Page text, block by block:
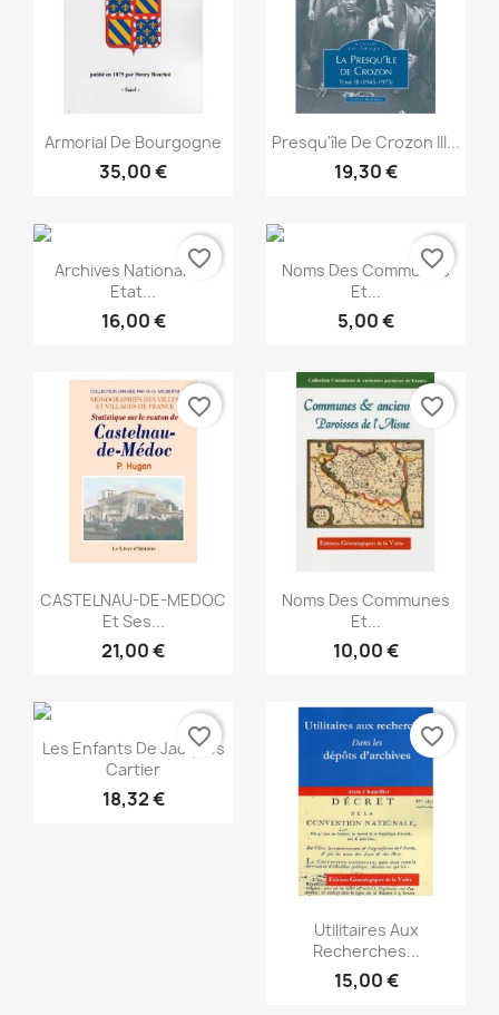
 Snabbvy
Armorial De Bourgogne
35,00 €
Snabbvy
Presqu'île De Crozon III...
19,30 €
Snabbvy
Archives Nationales :
Etat...
16,00 €
favorite_border Snabbvy
Noms Des Communes
Et...
5,00 €
favorite_border
Snabbvy
CASTELNAU-DE-MEDOC
Et Ses...
21,00 €
favorite_border
Snabbvy
Noms Des Communes
Et...
10,00 €
favorite_border
Snabbvy
Les Enfants De Jacques
Cartier
18,32 €
favorite_border
Snabbvy
Utilitaires Aux
Recherches...
15,00 €
favorite_border